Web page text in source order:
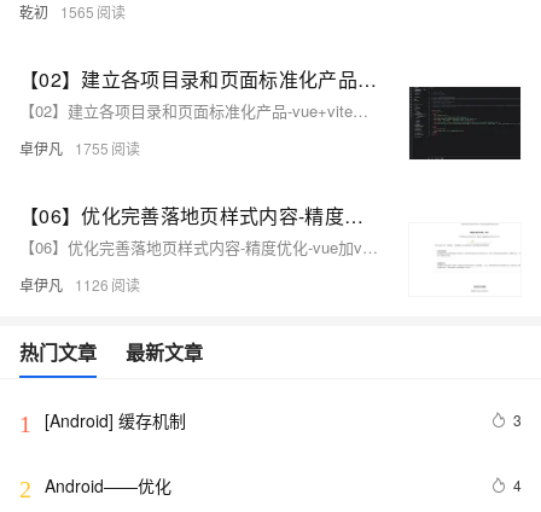
乾初 1565
【02】建立各项目录和页面标准化产品-vue+vite开发实战-做一个非常漂亮的APP下载落地页-支持PC和H5自适应提供安卓苹果鸿蒙下载和网页端访问-优雅草卓伊凡
【02】建立各项目录和页面标准化产品-vue+vite开发实战-做一个非常漂亮的APP下载落地页-支持PC和H5自适应提供安卓苹果鸿蒙下载和网页端访问-优雅草卓伊凡
卓伊凡 1755
【06】优化完善落地页样式内容-精度优化-vue加vite开发实战-做一个非常漂亮的APP下载落地页-支持PC和H5自适应提供安卓苹果鸿蒙下载和网页端访问-优雅草卓伊凡
【06】优化完善落地页样式内容-精度优化-vue加vite开发实战-做一个非常漂亮的APP下载落地页-支持PC和H5自适应提供安卓苹果鸿蒙下载和网页端访问-优雅草卓伊凡
卓伊凡 1126
热门文章 最新文章
1 [Android] 缓存机制 3
2 Android——优化 4